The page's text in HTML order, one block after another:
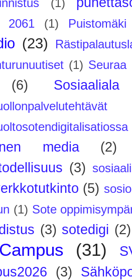
(1)
2061 (1)
(23)
(1) Seuraa
(6) Sosiaaliala
media
(2)
(3)
(5)
(1) Sote
(3) sotedigi (2)
(31)
(3)